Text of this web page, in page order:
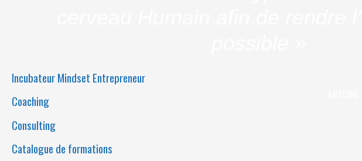
Incubateur Mindset Entrepreneur
Coaching
Consulting
Catalogue de formations